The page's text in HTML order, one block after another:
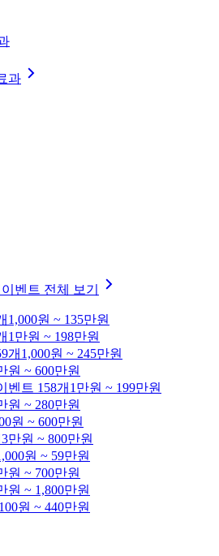
과
벤트 전체 보기
1,000원 ~ 135만원
1만원 ~ 198만원
개 1,000원 ~ 245만원
원 ~ 600만원
벤트 158개 1만원 ~ 199만원
원 ~ 280만원
원 ~ 600만원
3만원 ~ 800만원
원 ~ 59만원
원 ~ 700만원
원 ~ 1,800만원
원 ~ 440만원